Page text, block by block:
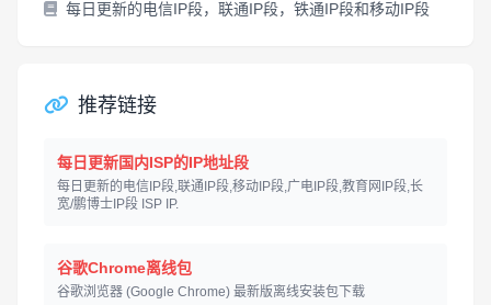
每日更新的电信IP段，联通IP段，铁通IP段和移动IP段
推荐链接
每日更新国内ISP的IP地址段
每日更新的电信IP段,联通IP段,移动IP段,广电IP段,教育网IP段,长
宽/鹏博士IP段 ISP IP.
谷歌Chrome离线包
谷歌浏览器 (Google Chrome) 最新版离线安装包下载